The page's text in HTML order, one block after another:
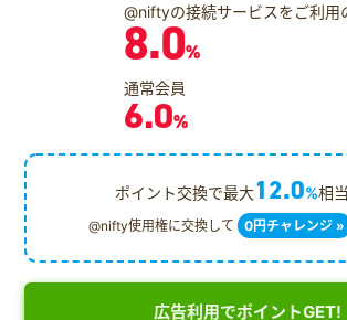
@niftyの接続サービスをご利用
8.0%
通常会員
6.0%
ポイント交換で最大12.0%相
@nifty使用権に交換して 0円チャレンジ »
広告利用でポイントGET!